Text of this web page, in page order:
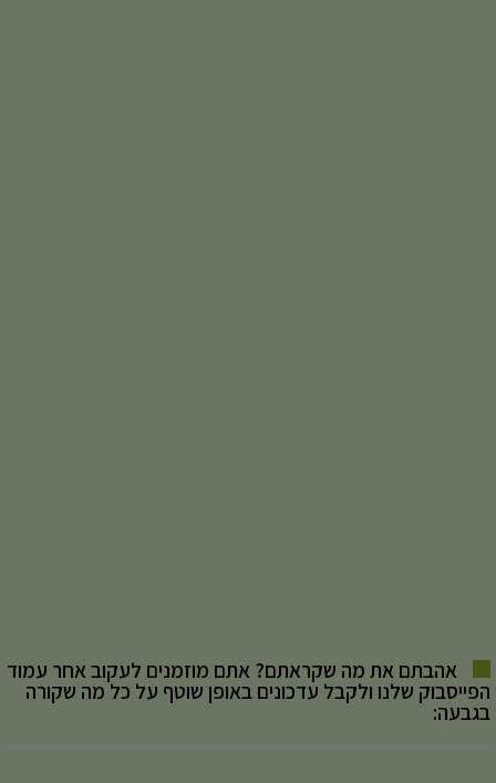
אהבתם את מה שקראתם? אתם מוזמנים לעקוב אחר עמוד
הפייסבוק שלנו ולקבל עדכונים באופן שוטף על כל מה שקורה
בגבעה: